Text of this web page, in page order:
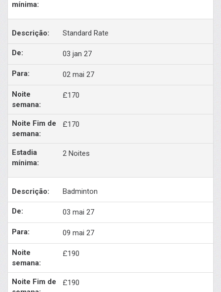
Standard Rate
03 jan 27
02 mai 27
£170
£170
2 Noites
Badminton
03 mai 27
09 mai 27
£190
£190